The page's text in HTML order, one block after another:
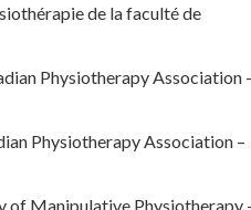
de la faculté de
Physiotherapy Association
Physiotherapy Association –
of Manipulative Physiotherapy